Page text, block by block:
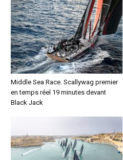
Middle Sea Race. Scallywag premier
en temps réel 19 minutes devant
Black Jack